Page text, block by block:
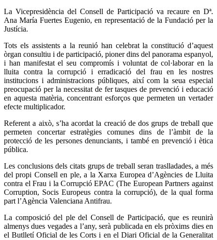
La Vicepresidència del Consell de Participació va recaure en Dª.
Ana María Fuertes Eugenio, en representació de la Fundació per la
Justícia.
Tots els assistents a la reunió han celebrat la constitució d’aquest
òrgan consultiu i de participació, pioner dins del panorama espanyol,
i han manifestat el seu compromís i voluntat de col·laborar en la
lluita contra la corrupció i erradicació del frau en les nostres
institucions i administracions públiques, així com la seua especial
preocupació per la necessitat de fer tasques de prevenció i educació
en aquesta matèria, concentrant esforços que permeten un vertader
efecte multiplicador.
Referent a això, s’ha acordat la creació de dos grups de treball que
permeten concertar estratègies comunes dins de l’àmbit de la
protecció de les persones denunciants, i també en prevenció i ètica
pública.
Les conclusions dels citats grups de treball seran traslladades, a més
del propi Consell en ple, a la Xarxa Europea d’Agències de Lluita
contra el Frau i la Corrupció EPAC (The European Partners against
Corruption, Socis Europeus contra la corrupció), de la qual forma
part l’Agència Valenciana Antifrau.
La composició del ple del Consell de Participació, que es reunirà
almenys dues vegades a l’any, serà publicada en els pròxims dies en
el Butlletí Oficial de les Corts i en el Diari Oficial de la Generalitat